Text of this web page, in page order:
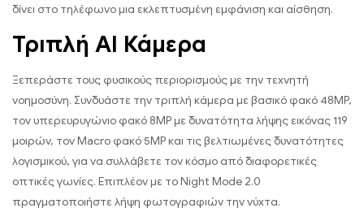
δίνει στο τηλέφωνο μια εκλεπτυσμένη εμφάνιση και αίσθηση.
Τριπλή AI Κάμερα
Ξεπεράστε τους φυσικούς περιορισμούς με την τεχνητή
νοημοσύνη. Συνδυάστε την τριπλή κάμερα με βασικό φακό 48MP,
τον υπερευρυγώνιο φακό 8MP με δυνατότητα λήψης εικόνας 119
μοιρών, τον Macro φακό 5MP και τις βελτιωμένες δυνατότητες
λογισμικού, για να συλλάβετε τον κόσμο από διαφορετικές
οπτικές γωνίες. Επιπλέον με το Night Mode 2.0
πραγματοποιήστε λήψη φωτογραφιών την νύχτα.